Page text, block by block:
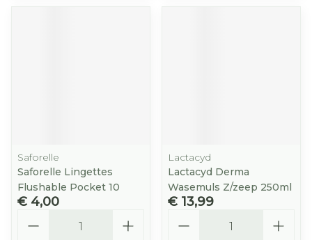
Saforelle
Saforelle Lingettes
Flushable Pocket 10
€ 4,00
Lactacyd
Lactacyd Derma
Wasemuls Z/zeep 250ml
€ 13,99